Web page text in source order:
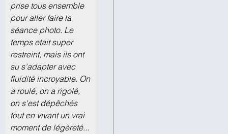
prise tous ensemble
pour aller faire la
séance photo. Le
temps etait super
restreint, mais ils ont
su s'adapter avec
fluidité incroyable. On
a roulé, on a rigolé,
on s'est dépêchés
tout en vivant un vrai
moment de légèreté...